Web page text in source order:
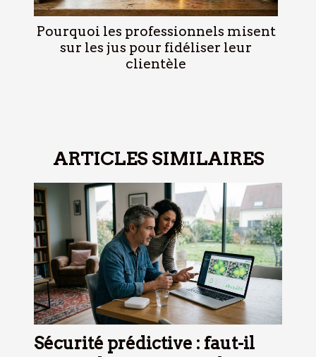
Pourquoi les professionnels misent
sur les jus pour fidéliser leur
clientèle
ARTICLES SIMILAIRES
Sécurité prédictive : faut-il